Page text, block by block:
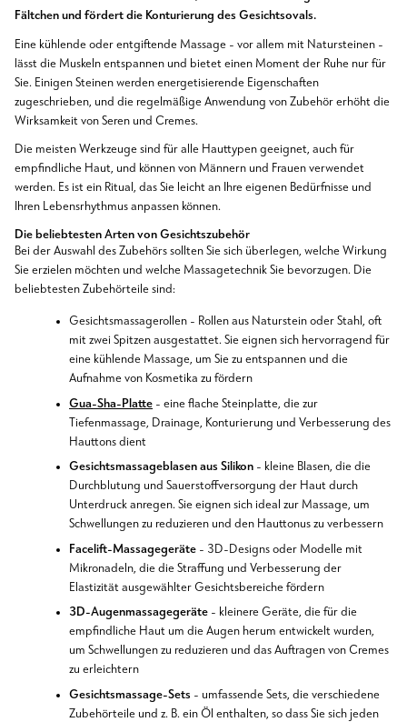
Fältchen und fördert die Konturierung des Gesichtsovals.
Eine kühlende oder entgiftende Massage - vor allem mit Natursteinen -
lässt die Muskeln entspannen und bietet einen Moment der Ruhe nur für
Sie. Einigen Steinen werden energetisierende Eigenschaften
zugeschrieben, und die regelmäßige Anwendung von Zubehör erhöht die
Wirksamkeit von Seren und Cremes.
Die meisten Werkzeuge sind für alle Hauttypen geeignet, auch für
empfindliche Haut, und können von Männern und Frauen verwendet
werden. Es ist ein Ritual, das Sie leicht an Ihre eigenen Bedürfnisse und
Ihren Lebensrhythmus anpassen können.
Die beliebtesten Arten von Gesichtszubehör
Bei der Auswahl des Zubehörs sollten Sie sich überlegen, welche Wirkung
Sie erzielen möchten und welche Massagetechnik Sie bevorzugen. Die
beliebtesten Zubehörteile sind:
Gesichtsmassagerollen - Rollen aus Naturstein oder Stahl, oft
mit zwei Spitzen ausgestattet. Sie eignen sich hervorragend für
eine kühlende Massage, um Sie zu entspannen und die
Aufnahme von Kosmetika zu fördern
Gua-Sha-Platte - eine flache Steinplatte, die zur
Tiefenmassage, Drainage, Konturierung und Verbesserung des
Hauttons dient
Gesichtsmassageblasen aus Silikon - kleine Blasen, die die
Durchblutung und Sauerstoffversorgung der Haut durch
Unterdruck anregen. Sie eignen sich ideal zur Massage, um
Schwellungen zu reduzieren und den Hauttonus zu verbessern
Facelift-Massagegeräte - 3D-Designs oder Modelle mit
Mikronadeln, die die Straffung und Verbesserung der
Elastizität ausgewählter Gesichtsbereiche fördern
3D-Augenmassagegeräte - kleinere Geräte, die für die
empfindliche Haut um die Augen herum entwickelt wurden,
um Schwellungen zu reduzieren und das Auftragen von Cremes
zu erleichtern
Gesichtsmassage-Sets - umfassende Sets, die verschiedene
Zubehörteile und z. B. ein Öl enthalten, so dass Sie sich jeden